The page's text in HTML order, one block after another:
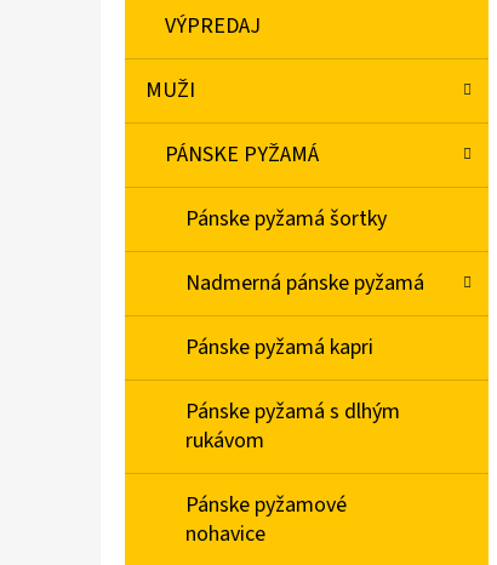
VÝPREDAJ
MUŽI
PÁNSKE PYŽAMÁ
Pánske pyžamá šortky
Nadmerná pánske pyžamá
Pánske pyžamá kapri
Pánske pyžamá s dlhým
rukávom
Pánske pyžamové
nohavice